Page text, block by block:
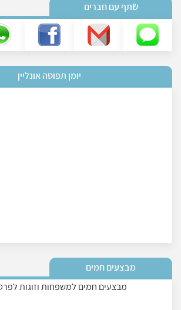
שתף עם חברים
יומן תפוסה אונליין
מבצעים חמים
מבצעים חמים למשפחות וזוגות